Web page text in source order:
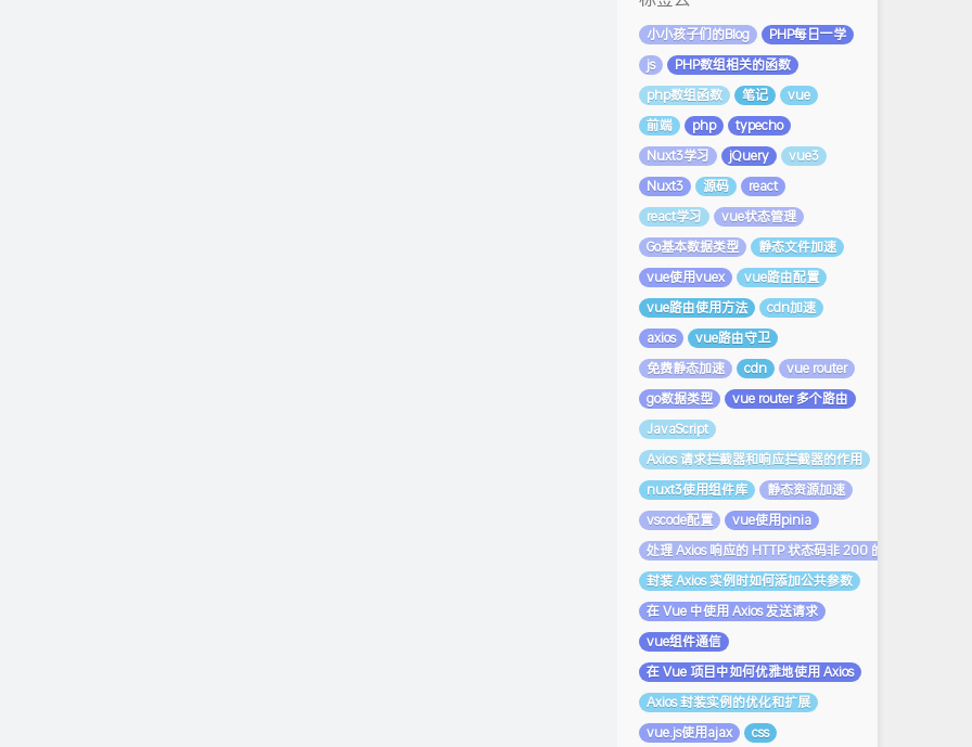
小小孩子们的Blog
PHP每日一学
js
PHP数组相关的函数
php数组函数
笔记
vue
前端
php
typecho
Nuxt3学习
jQuery
vue3
Nuxt3
源码
react
react学习
vue状态管理
Go基本数据类型
静态文件加速
vue使用vuex
vue路由配置
vue路由使用方法
cdn加速
axios
vue路由守卫
免费静态加速
cdn
vue router
go数据类型
vue router 多个路由
JavaScript
Axios 请求拦截器和响应拦截器的作用
nuxt3使用组件库
静态资源加速
vscode配置
vue使用pinia
处理 Axios 响应的 HTTP 状态码非 200 的情况
封装 Axios 实例时如何添加公共参数
在 Vue 中使用 Axios 发送请求
vue组件通信
在 Vue 项目中如何优雅地使用 Axios
Axios 封装实例的优化和扩展
vue.js使用ajax
css